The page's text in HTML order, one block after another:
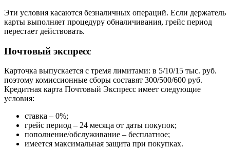
Эти условия касаются безналичных операций. Если держатель
карты выполняет процедуру обналичивания, грейс период
перестает действовать.
Почтовый экспресс
Карточка выпускается с тремя лимитами: в 5/10/15 тыс. руб.
поэтому комиссионные сборы составят 300/500/600 руб.
Кредитная карта Почтовый Экспресс имеет следующие
условия:
ставка – 0%;
грейс период – 24 месяца от даты покупок;
пополнение/обслуживание – бесплатное;
имеется максимальная защита при покупках.